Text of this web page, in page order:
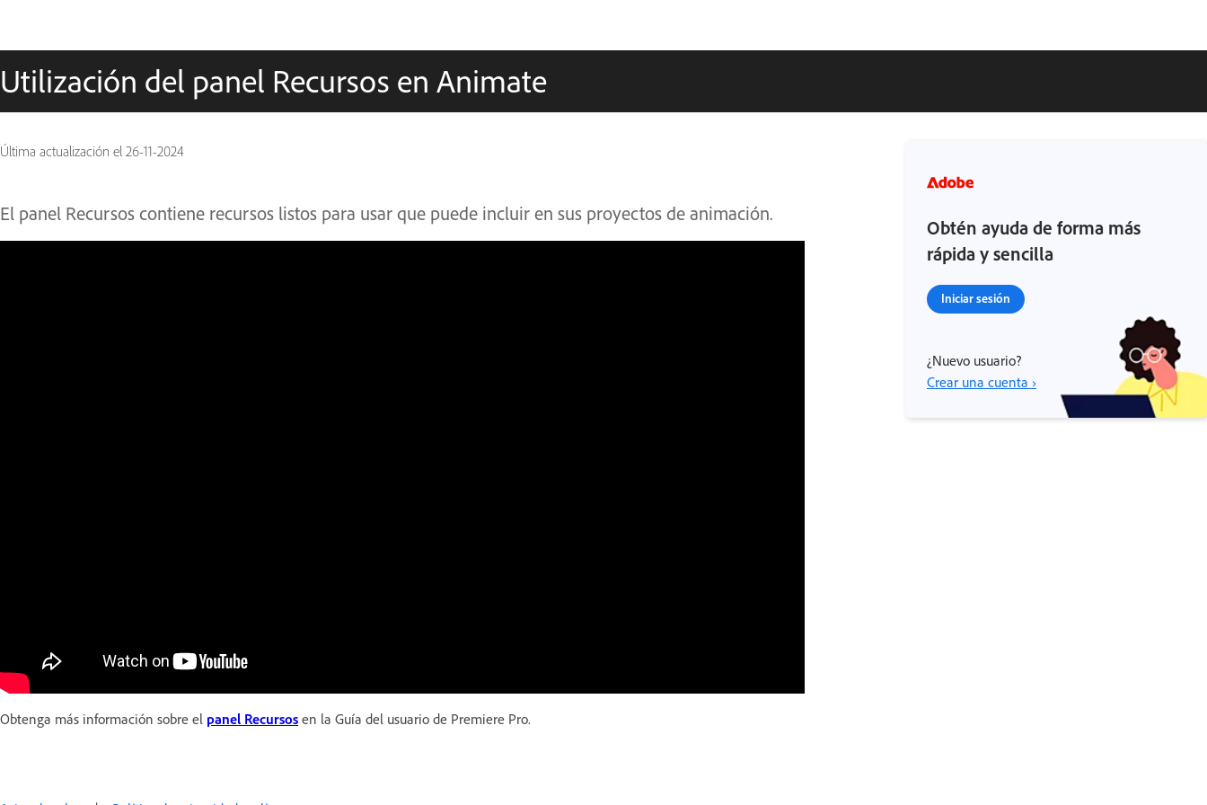
Utilización del panel Recursos en Animate
Última actualización el 26-11-2024
El panel Recursos contiene recursos listos para usar que puede incluir en sus proyectos de animación.
Obtenga más información sobre el panel Recursos en la Guía del usuario de Premiere Pro.
Obtén ayuda de forma más
rápida y sencilla
Iniciar sesión
¿Nuevo usuario?
Crear una cuenta ›